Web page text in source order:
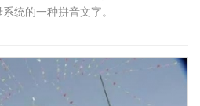
统的一种拼音文字。